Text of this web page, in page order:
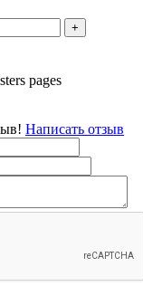
+
pages
Написать отзыв